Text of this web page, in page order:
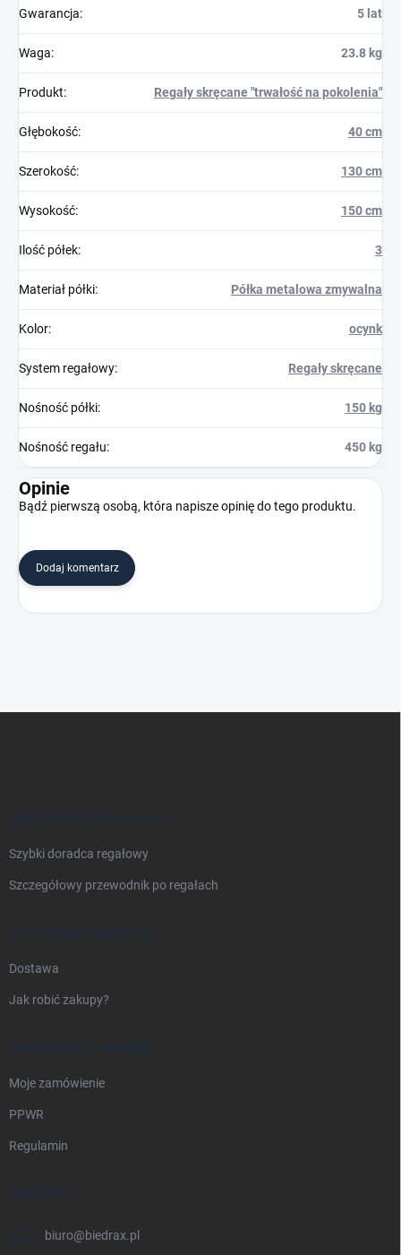
Gwarancja: 5 lat
Waga: 23.8 kg
Produkt: Regały skręcane "trwałość na pokolenia"
Głębokość: 40 cm
Szerokość: 130 cm
Wysokość: 150 cm
Ilość półek: 3
Materiał półki: Półka metalowa zmywalna
Kolor: ocynk
System regałowy: Regały skręcane
Nośność półki: 150 kg
Nośność regału: 450 kg
Opinie
Bądź pierwszą osobą, która napisze opinię do tego produktu.
Dodaj komentarz
WSZYSTKO O REGAŁACH
Szybki doradca regałowy
Szczegółowy przewodnik po regałach
DOSTAWA I PŁATNOŚĆ
Dostawa
Jak robić zakupy?
INFORMACJE PRAWNE
Moje zamówienie
PPWR
Regulamin
KONTAKT
biuro@biedrax.pl